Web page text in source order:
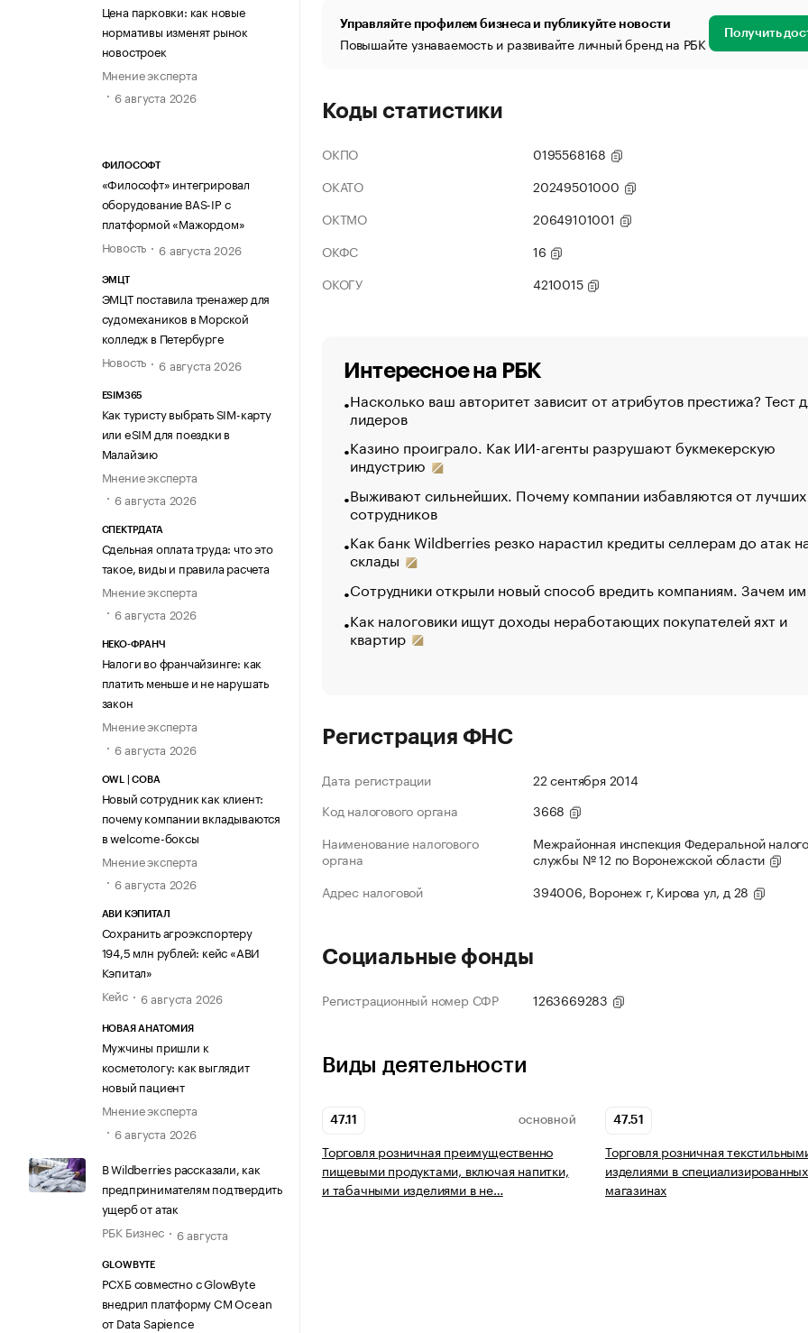
Цена парковки: как новые
нормативы изменят рынок
новостроек
Мнение эксперта
6 августа 2026
ФИЛОСОФТ
«Философт» интегрировал
оборудование BAS-IP с
платформой «Мажордом»
Новость
6 августа 2026
ЭМЦТ
ЭМЦТ поставила тренажер для
судомехаников в Морской
колледж в Петербурге
Новость
6 августа 2026
ESIM365
Как туристу выбрать SIM-карту
или eSIM для поездки в
Малайзию
Мнение эксперта
6 августа 2026
СПЕКТРДАТА
Сдельная оплата труда: что это
такое, виды и правила расчета
Мнение эксперта
6 августа 2026
НЕКО-ФРАНЧ
Налоги во франчайзинге: как
платить меньше и не нарушать
закон
Мнение эксперта
6 августа 2026
OWL | СОВА
Новый сотрудник как клиент:
почему компании вкладываются
в welcome-боксы
Мнение эксперта
6 августа 2026
АВИ КЭПИТАЛ
Сохранить агроэкспортеру
194,5 млн рублей: кейс «АВИ
Кэпитал»
Кейс
6 августа 2026
НОВАЯ АНАТОМИЯ
Мужчины пришли к
косметологу: как выглядит
новый пациент
Мнение эксперта
6 августа 2026
В Wildberries рассказали, как
предпринимателям подтвердить
ущерб от атак
РБК Бизнес
6 августа
GLOWBYTE
РСХБ совместно с GlowByte
внедрил платформу CM Ocean
от Data Sapience
Управляйте профилем бизнеса и публикуйте новости
Повышайте узнаваемость и развивайте личный бренд на РБК Получить
Коды статистики
ОКПО
0195568168
ОКАТО
20249501000
ОКТМО
20649101001
ОКФС
16
ОКОГУ
4210015
Интересное на РБК
Насколько ваш авторитет зависит от атрибутов престижа? Тест
лидеров
Казино проиграло. Как ИИ-агенты разрушают букмекерскую
индустрию
Выживают сильнейших. Почему компании избавляются от лучших
сотрудников
Как банк Wildberries резко нарастил кредиты селлерам до атак
склады
Сотрудники открыли новый способ вредить компаниям. Зачем
Как налоговики ищут доходы неработающих покупателей яхт и
квартир
Регистрация ФНС
Дата регистрации
22 сентября 2014
Код налогового органа
3668
Наименование налогового
органа
Межрайонная инспекция Федеральной
службы № 12 по Воронежской области
Адрес налоговой
394006, Воронеж г, Кирова ул, д 28
Социальные фонды
Регистрационный номер СФР 1263669283
Виды деятельности
47.11 ОСНОВНОЙ
Торговля розничная преимущественно
пищевыми продуктами, включая напитки,
и табачными изделиями в не…
47.51
Торговля розничная
изделиями в специализированных
магазинах